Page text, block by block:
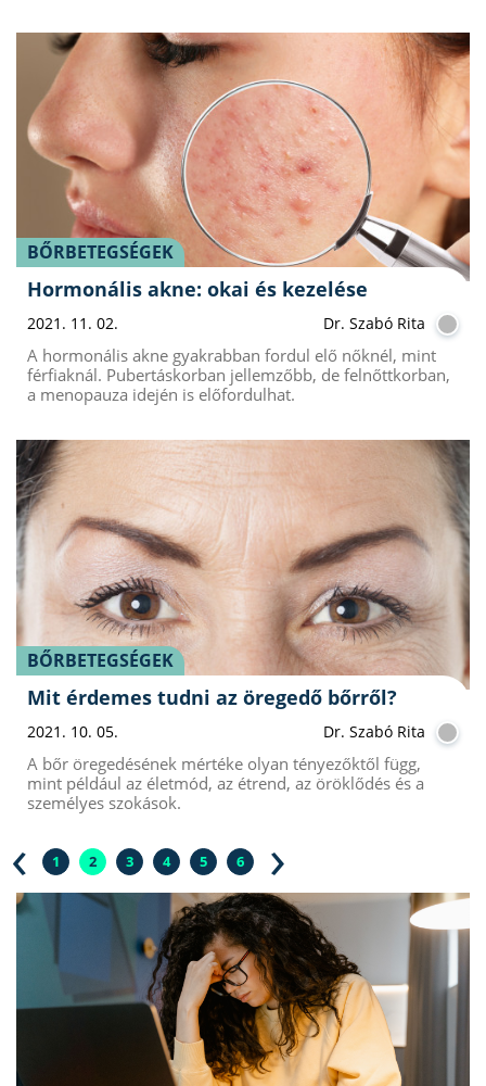
BŐRBETEGSÉGEK
Hormonális akne: okai és kezelése
2021. 11. 02. Dr. Szabó Rita
A hormonális akne gyakrabban fordul elő nőknél, mint
férfiaknál. Pubertáskorban jellemzőbb, de felnőttkorban,
a menopauza idején is előfordulhat.
BŐRBETEGSÉGEK
Mit érdemes tudni az öregedő bőrről?
2021. 10. 05. Dr. Szabó Rita
A bőr öregedésének mértéke olyan tényezőktől függ,
mint például az életmód, az étrend, az öröklődés és a
személyes szokások.
‹ 1 2 3 4 5 6 ›